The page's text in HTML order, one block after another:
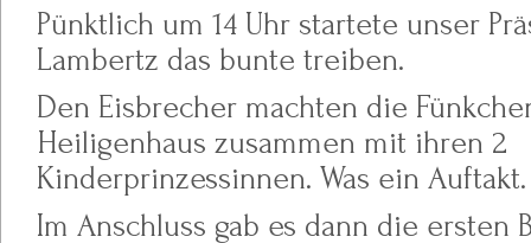
Pünktlich um 14 Uhr startete unser
Lambertz das bunte treiben.
Den Eisbrecher machten die
Heiligenhaus zusammen mit ihren 2
Kinderprinzessinnen. Was ein Auftakt.
Im Anschluss gab es dann die ersten